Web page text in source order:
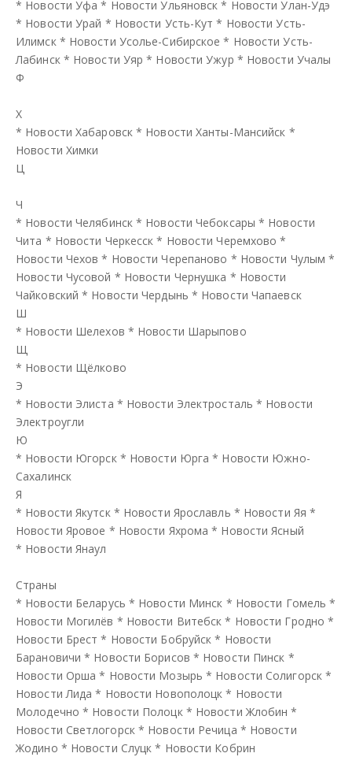
* Новости Уфа * Новости Ульяновск * Новости Улан-Удэ
* Новости Урай * Новости Усть-Кут * Новости Усть-
Илимск * Новости Усолье-Сибирское * Новости Усть-
Лабинск * Новости Уяр * Новости Ужур * Новости Учалы
Ф
Х
* Новости Хабаровск * Новости Ханты-Мансийск *
Новости Химки
Ц
Ч
* Новости Челябинск * Новости Чебоксары * Новости
Чита * Новости Черкесск * Новости Черемхово *
Новости Чехов * Новости Черепаново * Новости Чулым *
Новости Чусовой * Новости Чернушка * Новости
Чайковский * Новости Чердынь * Новости Чапаевск
Ш
* Новости Шелехов * Новости Шарыпово
Щ
* Новости Щёлково
Э
* Новости Элиста * Новости Электросталь * Новости
Электроугли
Ю
* Новости Югорск * Новости Юрга * Новости Южно-
Сахалинск
Я
* Новости Якутск * Новости Ярославль * Новости Яя *
Новости Яровое * Новости Яхрома * Новости Ясный
* Новости Янаул
Страны
* Новости Беларусь * Новости Минск * Новости Гомель *
Новости Могилёв * Новости Витебск * Новости Гродно *
Новости Брест * Новости Бобруйск * Новости
Барановичи * Новости Борисов * Новости Пинск *
Новости Орша * Новости Мозырь * Новости Солигорск *
Новости Лида * Новости Новополоцк * Новости
Молодечно * Новости Полоцк * Новости Жлобин *
Новости Светлогорск * Новости Речица * Новости
Жодино * Новости Слуцк * Новости Кобрин